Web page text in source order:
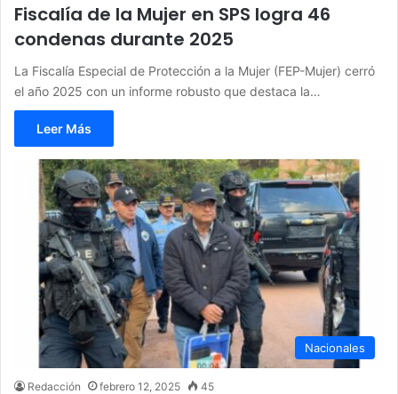
Fiscalía de la Mujer en SPS logra 46
condenas durante 2025
La Fiscalía Especial de Protección a la Mujer (FEP-Mujer) cerró
el año 2025 con un informe robusto que destaca la…
Leer Más
Nacionales
Redacción febrero 12, 2025 45